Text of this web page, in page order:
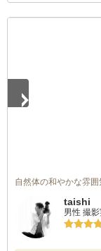
自然体の和やかな雰
taishi
男性 撮